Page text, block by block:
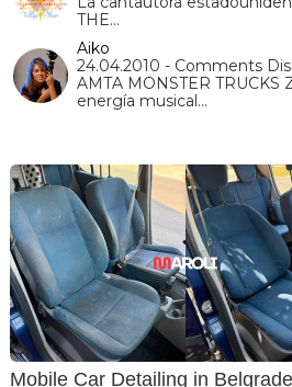
THE…
Aiko
24.04.2010 - Comments
AMTA MONSTER TRUCKS
energía musical…
Mobile Car Detailing in